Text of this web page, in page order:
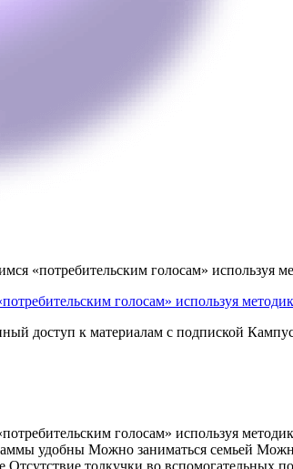
«потребительским голосам» используя
голосам» используя
доступ к материалам с подпиской
голосам» используя
удобны Можно заниматься семьей